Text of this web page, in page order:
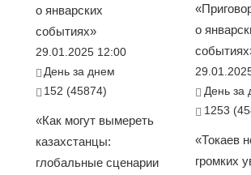
о январских
событиях»
29.01.2025 12:00
День за днем
152 (45874)
«Как могут вымереть
казахстанцы:
глобальные сценарии
о
День за
1253
«Токаев
громких